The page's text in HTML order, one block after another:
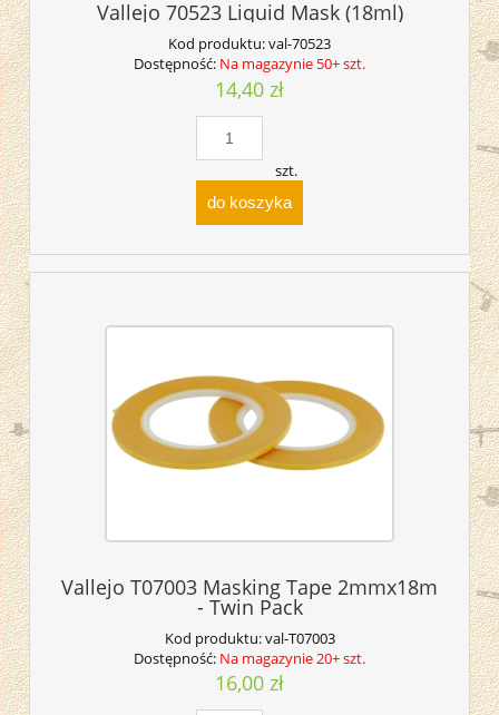
Vallejo 70523 Liquid Mask (18ml)
Kod produktu:val-70523
Dostępność: Na magazynie 50+ szt.
14,40 zł
szt.
do koszyka
Vallejo T07003 Masking Tape 2mmx18m
- Twin Pack
Kod produktu:val-T07003
Dostępność: Na magazynie 20+ szt.
16,00 zł